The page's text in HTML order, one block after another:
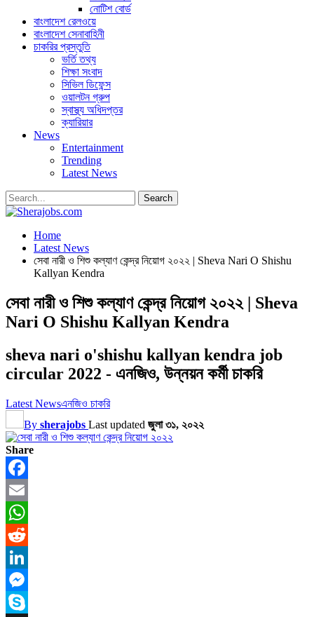
নোটিশ বোর্ড
বাংলাদেশ রেলওয়ে
বাংলাদেশ সেনাবাহিনী
চাকরির প্রস্তুতি
ভর্তি তথ্য
শিক্ষা সংবাদ
সিভিল ডিফেন্স
ওয়ালটন গ্রুপ
স্বাস্থ্য অধিদপ্তর
ক্যারিয়ার
News
Entertainment
Trending
Latest News
Home
Latest News
সেবা নারী ও শিশু কল্যাণ কেন্দ্র নিয়োগ ২০২২ | Sheva Nari O Shishu
Kallyan Kendra
সেবা নারী ও শিশু কল্যাণ কেন্দ্র নিয়োগ ২০২২ | Sheva
Nari O Shishu Kallyan Kendra
sheva nari o'shishu kallyan kendra job
circular 2022 - এনজিও, উন্নয়ন কর্মী চাকরি
Latest Newsএনজিও চাকরি
By sherajobs Last updated জুলা ৩১, ২০২২
Share
Facebook
Email
WhatsApp
Reddit
LinkedIn
Messenger